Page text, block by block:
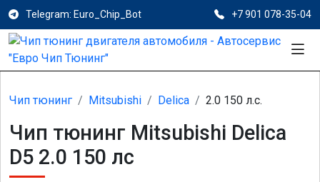
Telegram: Euro_Chip_Bot +7 901 078-35-04
Чип тюнинг Mitsubishi Delica 2.0 150 л.с.
Чип тюнинг Mitsubishi Delica
D5 2.0 150 лс